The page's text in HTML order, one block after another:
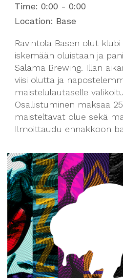
Time: 0:00 - 0:00
Location: Base
Ravintola Basen olut
iskemään oluistaan ja
Salama Brewing. Illan
viisi olutta ja
maistelulautaselle
Osallistuminen maksaa
maisteltavat olue sekä
Ilmoittaudu ennakkoon